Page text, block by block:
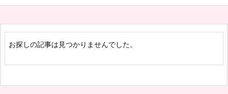
お探しの記事は見つかりませんでした。